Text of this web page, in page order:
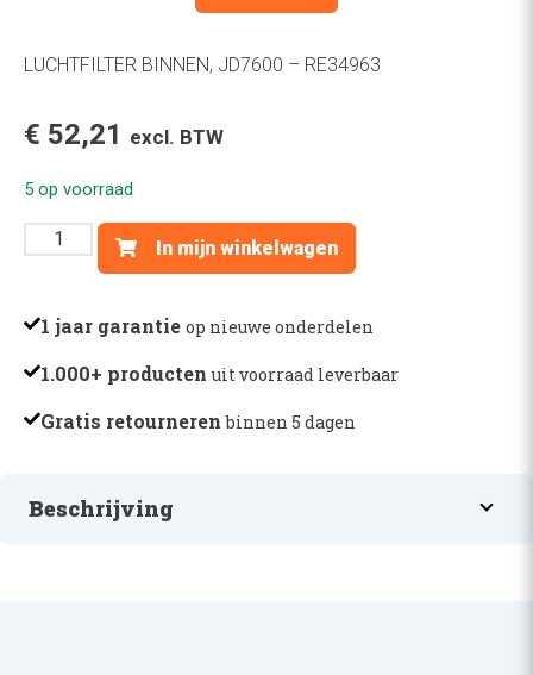
LUCHTFILTER BINNEN, JD7600 – RE34963
€ 52,21 excl. BTW
5 op voorraad
LUCHTFILTER
BINNEN,
-
aantal
In mijn winkelwagen
1 jaar garantie op nieuwe onderdelen
1.000+ producten uit voorraad leverbaar
Gratis retournerenbinnen 5 dagen
Beschrijving